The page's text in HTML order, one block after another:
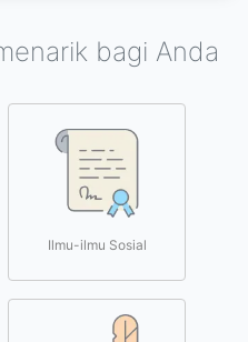
bagi Anda
Ilmu-ilmu Sosial